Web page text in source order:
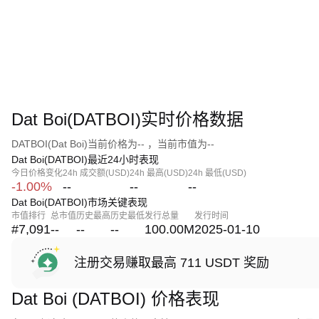
Dat Boi(DATBOI)实时价格数据
DATBOI(Dat Boi)当前价格为-- ，当前市值为--
Dat Boi(DATBOI)最近24小时表现
今日价格变化
-1.00%
24h 成交额(USD)
--
24h 最高(USD)
--
24h 最低(USD)
--
Dat Boi(DATBOI)市场关键表现
市值排行
#7,091
总市值
--
历史最高
--
历史最低
--
发行总量
100.00M
发行时间
2025-01-10
注册交易赚取最高 711 USDT 奖励
Dat Boi (DATBOI) 价格表现